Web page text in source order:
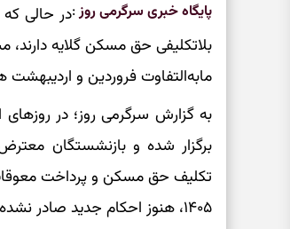
پایگاه خبری سرگرمی روز:در حالی
بلاتکلیفی حق مسکن گلایه
مابه‌التفاوت فروردین و
به گزارش سرگرمی روز؛ در
تکلیف حق مسکن و پرداخت
۱۴۰۵، هنوز احکام جدید صادر نشده و وضعیت افزایش حقوق در هاله‌ای از ابهام قرار دارد.